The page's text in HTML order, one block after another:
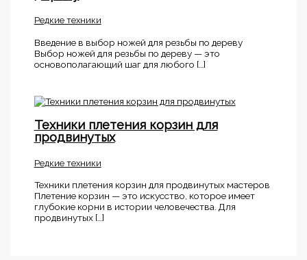
Редкие техники
Введение в выбор ножей для резьбы по дереву
Выбор ножей для резьбы по дереву — это
основополагающий шаг для любого […]
Техники плетения корзин для
продвинутых
Редкие техники
Техники плетения корзин для продвинутых мастеров
Плетение корзин — это искусство, которое имеет
глубокие корни в истории человечества. Для
продвинутых […]